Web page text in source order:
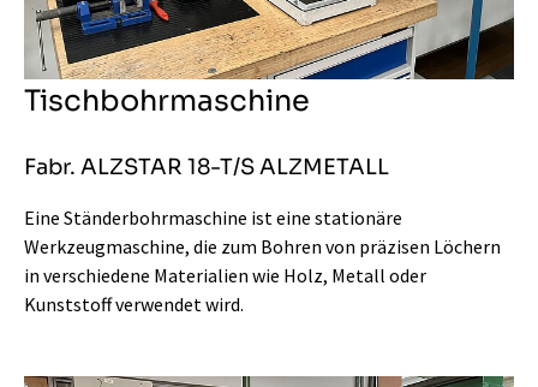
Tischbohrmaschine
Fabr. ALZSTAR 18-T/S ALZMETALL
Eine Ständerbohrmaschine ist eine stationäre
Werkzeugmaschine, die zum Bohren von präzisen Löchern
in verschiedene Materialien wie Holz, Metall oder
Kunststoff verwendet wird.